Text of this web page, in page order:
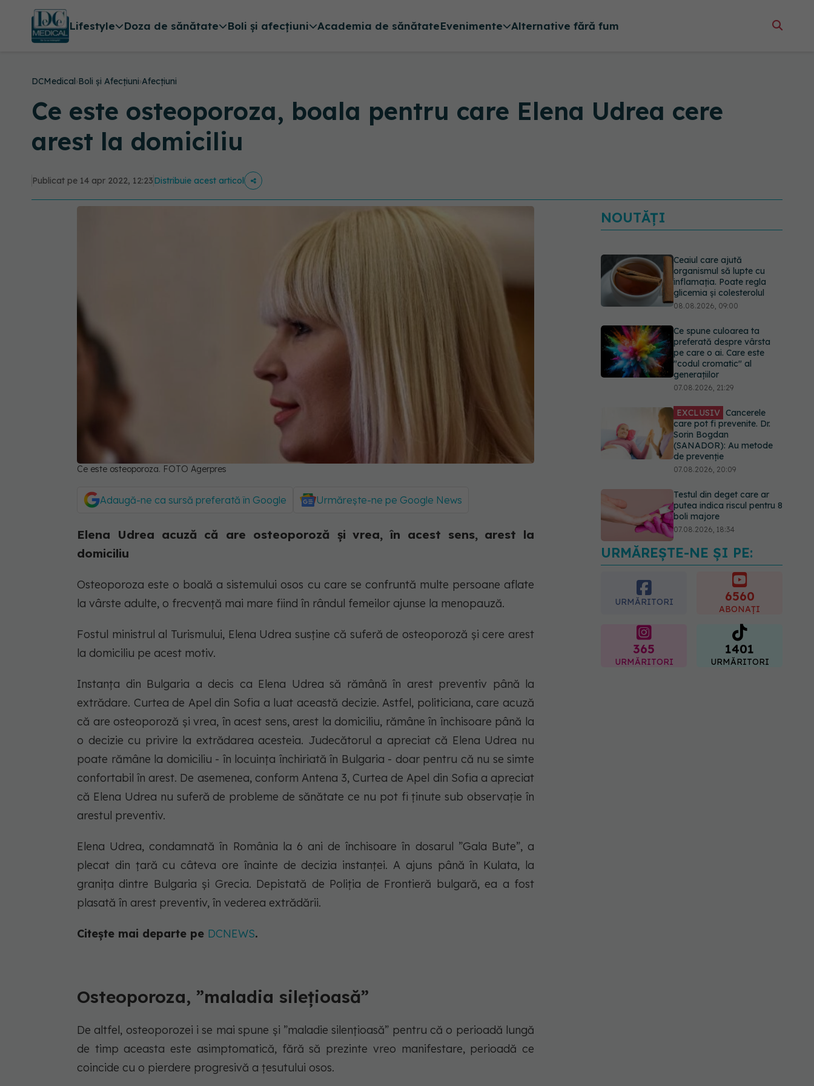
Lifestyle Doza de sănătate Boli și afecțiuni Academia de sănătateEvenimente Alternative fără fum
DCMedical›Boli și Afecțiuni›Afecțiuni
Ce este osteoporoza, boala pentru care Elena Udrea cere
arest la domiciliu
Publicat pe 14 apr 2022, 12:23Distribuie acest articol
Ce este osteoporoza. FOTO Agerpres
Adaugă-ne ca sursă preferată în Google Urmărește-ne pe Google News
Elena Udrea acuză că are osteoporoză și vrea, în acest sens, arest la
domiciliu
Osteoporoza este o boală a sistemului osos cu care se confruntă multe persoane aflate
la vârste adulte, o frecvență mai mare fiind în rândul femeilor ajunse la menopauză.
Fostul ministrul al Turismului, Elena Udrea susține că suferă de osteoporoză și cere arest
la domiciliu pe acest motiv.
Instanța din Bulgaria a decis ca Elena Udrea să rămână în arest preventiv până la
extrădare. Curtea de Apel din Sofia a luat această decizie. Astfel, politiciana, care acuză
că are osteoporoză și vrea, în acest sens, arest la domiciliu, rămâne în închisoare până la
o decizie cu privire la extrădarea acesteia. Judecătorul a apreciat că Elena Udrea nu
poate rămâne la domiciliu - în locuința închiriată în Bulgaria - doar pentru că nu se simte
confortabil în arest. De asemenea, conform Antena 3, Curtea de Apel din Sofia a apreciat
că Elena Udrea nu suferă de probleme de sănătate ce nu pot fi ținute sub observație în
arestul preventiv.
Elena Udrea, condamnată în România la 6 ani de închisoare în dosarul ”Gala Bute”, a
plecat din țară cu câteva ore înainte de decizia instanței. A ajuns până în Kulata, la
granița dintre Bulgaria și Grecia. Depistată de Poliția de Frontieră bulgară, ea a fost
plasată în arest preventiv, în vederea extrădării.
Citește mai departe pe DCNEWS.
Osteoporoza, ”maladia silețioasă”
De altfel, osteoporozei i se mai spune și ”maladie silențioasă” pentru că o perioadă lungă
de timp aceasta este asimptomatică, fără să prezinte vreo manifestare, perioadă ce
coincide cu o pierdere progresivă a țesutului osos.
NOUTĂȚI
Ceaiul care ajută
organismul să lupte cu
inflamația. Poate regla
glicemia și colesterolul
08.08.2026, 09:00
Ce spune culoarea ta
preferată despre vârsta
pe care o ai. Care este
"codul cromatic" al
generațiilor
07.08.2026, 21:29
EXCLUSIV Cancerele
care pot fi prevenite. Dr.
Sorin Bogdan
(SANADOR): Au metode
de prevenție
07.08.2026, 20:09
Testul din deget care ar
putea indica riscul pentru 8
boli majore
07.08.2026, 18:34
Fereastra alimentară de
opt ore ar putea ajuta
creierul femeilor de peste
08.08.2026, 10:00
URMĂREȘTE-NE ȘI PE:
URMĂRITORI 6560
ABONAȚI
365
URMĂRITORI
1401
URMĂRITORI